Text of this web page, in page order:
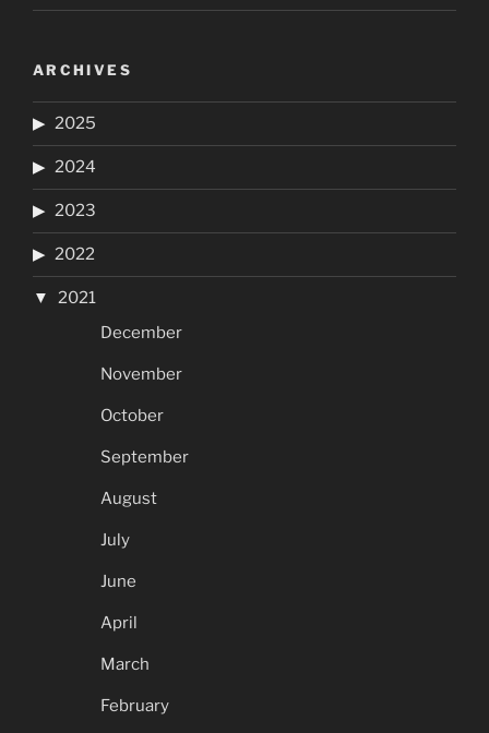
ARCHIVES
2025
2024
2023
2022
2021
December
November
October
September
August
July
June
April
March
February